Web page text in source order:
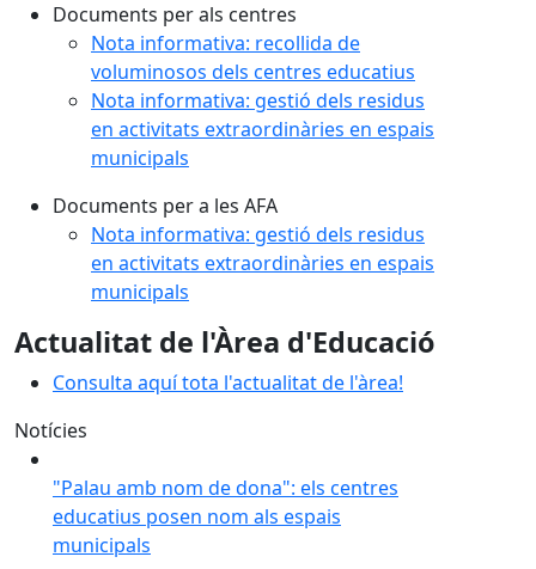
Documents per als centres
Nota informativa: recollida de
voluminosos dels centres educatius
Nota informativa: gestió dels residus
en activitats extraordinàries en espais
municipals
Documents per a les AFA
Nota informativa: gestió dels residus
en activitats extraordinàries en espais
municipals
Actualitat de l'Àrea d'Educació
Consulta aquí tota l'actualitat de l'àrea!
Notícies
"Palau amb nom de dona": els centres
educatius posen nom als espais
municipals